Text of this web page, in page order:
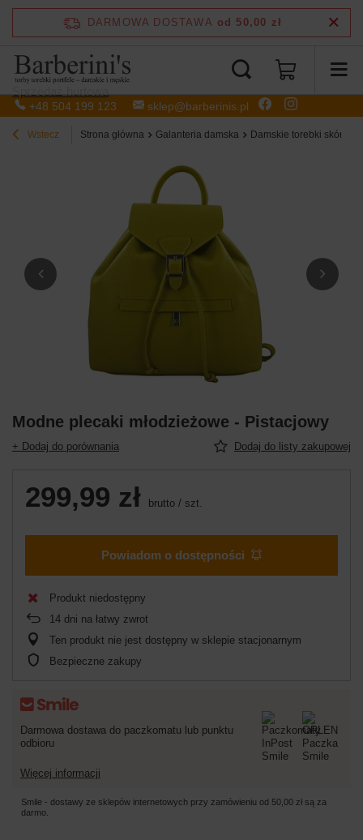
+48 504 199 123 sklep@barberinis.pl
DARMOWA DOSTAWA od 50,00 zł
Wstecz Strona główna Galanteria damska Damskie torebki
Modne plecaki młodzieżowe - Pistacjowy
+ Dodaj do porównania Dodaj do listy zakupowej
299,99 zł brutto / szt.
Powiadom o dostępności
Produkt niedostępny
14 dni na łatwy zwrot
Ten produkt nie jest dostępny w sklepie stacjonarnym
Bezpieczne zakupy
Darmowa dostawa do paczkomatu lub punktu
odbioru
Więcej informacji
Smile - dostawy ze sklepów internetowych przy zamówieniu od 50,00 zł są za
darmo.